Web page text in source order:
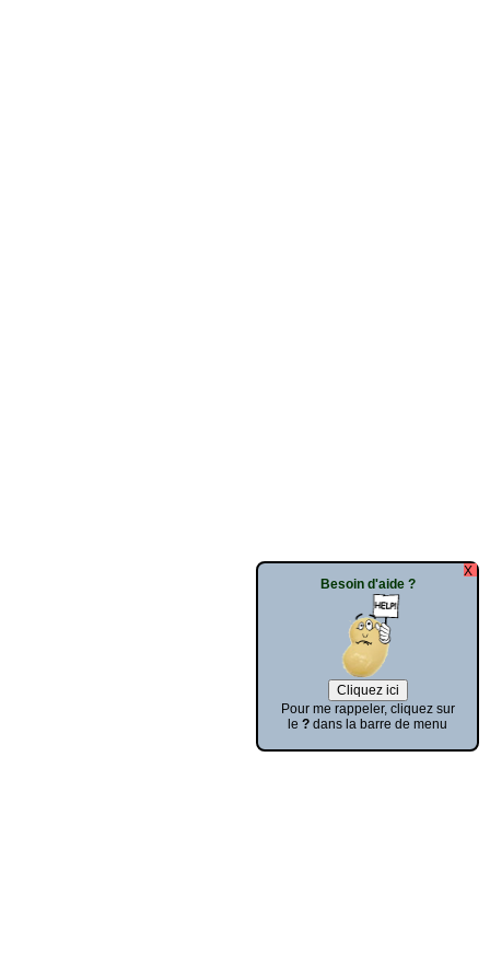
Besoin d'aide ?
Pour me rappeler, cliquez sur
le ? dans la barre de menu